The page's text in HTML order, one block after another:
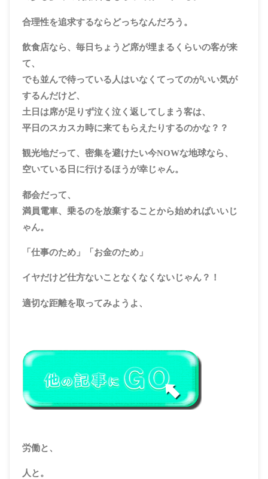
合理性を追求するならどっちなんだろう。
飲食店なら、毎日ちょうど席が埋まるくらいの客が来
て、
でも並んで待っている人はいなくてってのがいい気が
するんだけど、
土日は席が足りず泣く泣く返してしまう客は、
平日のスカスカ時に来てもらえたりするのかな？？
観光地だって、密集を避けたい今NOWな地球なら、
空いている日に行けるほうが幸じゃん。
都会だって、
満員電車、乗るのを放棄することから始めればいいじ
ゃん。
「仕事のため」「お金のため」
イヤだけど仕方ないことなくなくないじゃん？！
適切な距離を取ってみようよ、
労働と、
人と。